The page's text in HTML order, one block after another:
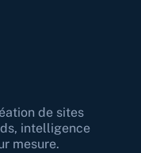
de sites
intelligence
mesure.